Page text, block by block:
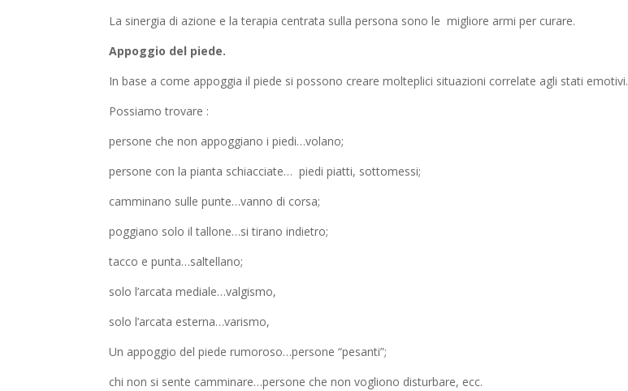
La sinergia di azione e la terapia centrata sulla persona sono le migliore armi per curare.
Appoggio del piede.
In base a come appoggia il piede si possono creare molteplici situazioni correlate agli stati emotivi.
Possiamo trovare :
persone che non appoggiano i piedi…volano;
persone con la pianta schiacciate… piedi piatti, sottomessi;
camminano sulle punte…vanno di corsa;
poggiano solo il tallone…si tirano indietro;
tacco e punta…saltellano;
solo l’arcata mediale…valgismo,
solo l’arcata esterna…varismo,
Un appoggio del piede rumoroso…persone “pesanti”;
chi non si sente camminare…persone che non vogliono disturbare, ecc.